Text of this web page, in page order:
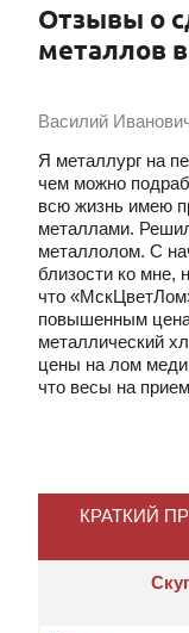
Отзывы о
металлов
Василий
Я металлург на
чем можно
всю жизнь имею
металлами.
металлолом. С
близости ко мне,
что
повышенным
металлический
цены на лом
что весы на
КРАТКИЙ